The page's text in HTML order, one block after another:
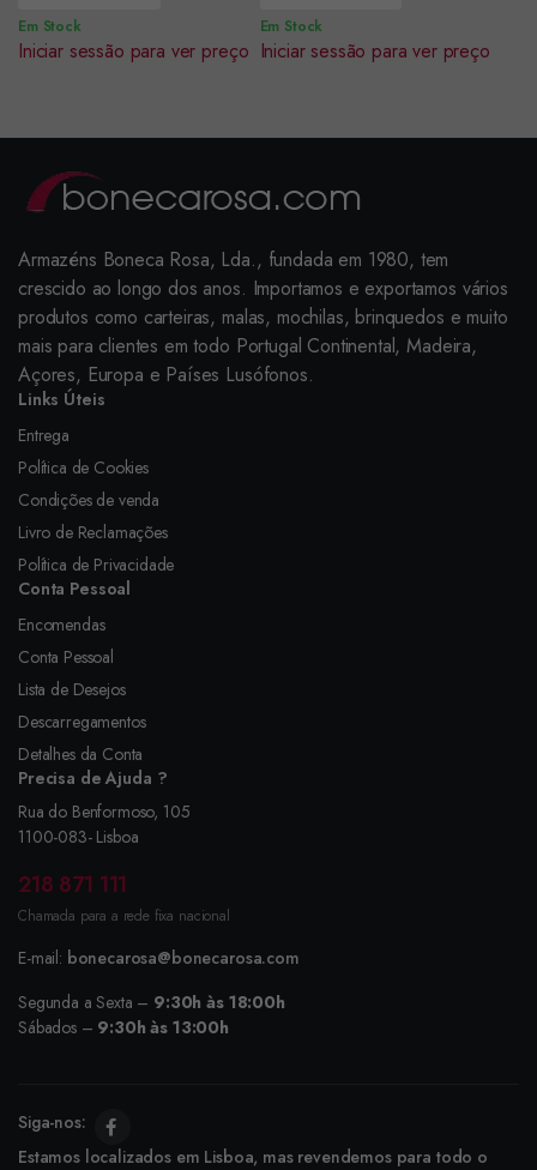
Em Stock
Iniciar sessão para ver preço
Em Stock
Iniciar sessão para ver preço
Armazéns Boneca Rosa, Lda., fundada em 1980, tem
crescido ao longo dos anos. Importamos e exportamos vários
produtos como carteiras, malas, mochilas, brinquedos e muito
mais para clientes em todo Portugal Continental, Madeira,
Açores, Europa e Países Lusófonos.
Links Úteis
Entrega
Política de Cookies
Condições de venda
Livro de Reclamações
Política de Privacidade
Conta Pessoal
Encomendas
Conta Pessoal
Lista de Desejos
Descarregamentos
Detalhes da Conta
Precisa de Ajuda ?
Rua do Benformoso, 105
1100-083- Lisboa
218 871 111
Chamada para a rede fixa nacional
E-mail: bonecarosa@bonecarosa.com
Segunda a Sexta – 9:30h às 18:00h
Sábados – 9:30h às 13:00h
Siga-nos:
Estamos localizados em Lisboa, mas revendemos para todo o